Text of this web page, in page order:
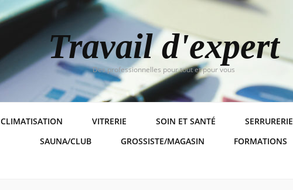
Travail d'expert
Des professionnelles pour tout et pour vous
CLIMATISATION VITRERIE SOIN ET SANTÉ SERRURERIE
SAUNA/CLUB
GROSSISTE/MAGASIN FORMATIONS